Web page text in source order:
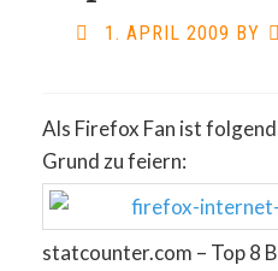
1. APRIL 2009 BY
Als Firefox Fan ist
Grund zu feiern:
statcounter.com – Top 8